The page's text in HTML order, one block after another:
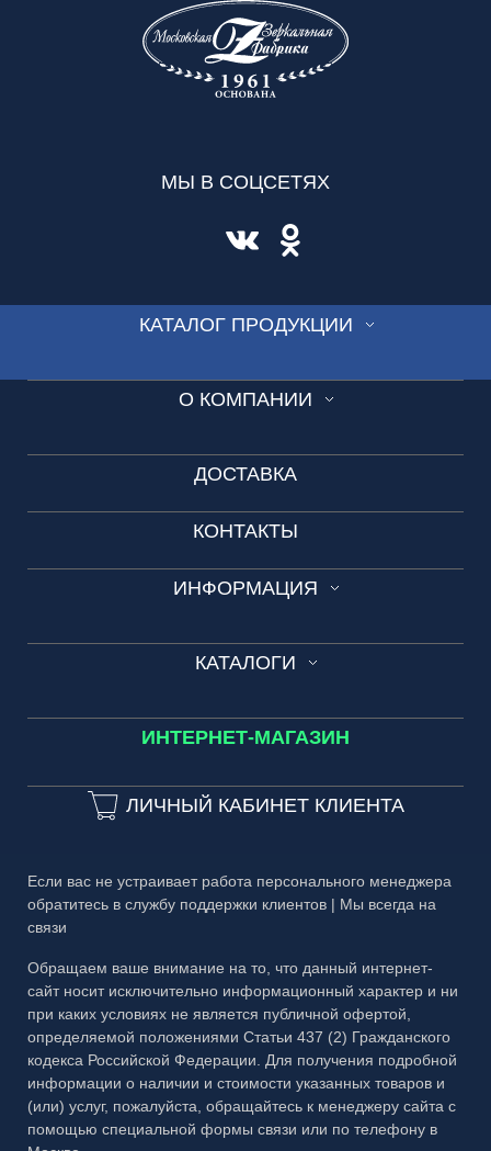
КАТАЛОГ ПРОДУКЦИИ
СТЕКЛО
ДУШЕВЫЕ
МЕТАЛЛ
О КОМПАНИИ
Производство
Видео-презентация
Вакансии
Вопросы и ответы
3D-тур
3D-тур на производство
ДОСТАВКА
КОНТАКТЫ
ИНФОРМАЦИЯ
Технические условия
Частые вопросы
Публичная оферта
КАТАЛОГИ
Каталог №1 Зеркальные изделия
Каталог №3 Двери
Каталог №5 Стеклянные ограждения
Каталог №7 Матовые рисунки
Каталог №8 Скинали и кухонные фартуки
Каталог №9 Алмазная гравировка
Каталог №11 Эксклюзивный багет
ИНТЕРНЕТ-МАГАЗИН
ЛИЧНЫЙ КАБИНЕТ КЛИЕНТА
МЫ В СОЦСЕТЯХ
Если вас не устраивает работа персонального менеджера
обратитесь в службу поддержки клиентов | Мы всегда на
связи
Обращаем ваше внимание на то, что данный интернет-
сайт носит исключительно информационный характер и ни
при каких условиях не является публичной офертой,
определяемой положениями Статьи 437 (2) Гражданского
кодекса Российской Федерации. Для получения подробной
информации о наличии и стоимости указанных товаров и
(или) услуг, пожалуйста, обращайтесь к менеджеру сайта с
помощью специальной формы связи или по телефону в